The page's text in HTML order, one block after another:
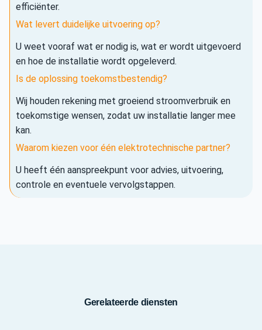
efficiënter.
Wat levert duidelijke uitvoering op?
U weet vooraf wat er nodig is, wat er wordt uitgevoerd
en hoe de installatie wordt opgeleverd.
Is de oplossing toekomstbestendig?
Wij houden rekening met groeiend stroomverbruik en
toekomstige wensen, zodat uw installatie langer mee
kan.
Waarom kiezen voor één elektrotechnische partner?
U heeft één aanspreekpunt voor advies, uitvoering,
controle en eventuele vervolgstappen.
Gerelateerde diensten